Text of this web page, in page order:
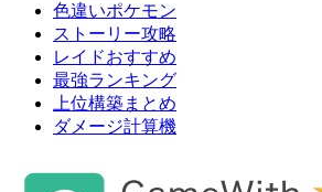
色違いポケモン
ストーリー攻略
レイドおすすめ
最強ランキング
上位構築まとめ
ダメージ計算機